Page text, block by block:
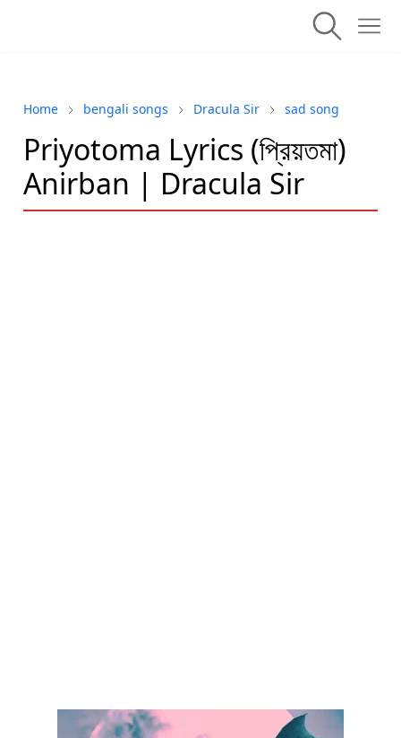
Home bengali songs Dracula Sir sad song
Priyotoma Lyrics (প্রিয়তমা)
Anirban | Dracula Sir